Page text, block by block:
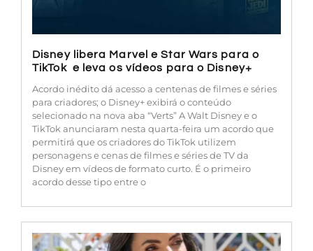
Disney libera Marvel e Star Wars para o
TikTok e leva os vídeos para o Disney+
Acordo inédito dá acesso a centenas de filmes e séries
para criadores; o Disney+ exibirá o conteúdo
selecionado na nova aba “Verts” A Walt Disney e o
TikTok anunciaram nesta quarta-feira um acordo que
permitirá que os criadores do TikTok utilizem
personagens e cenas de filmes e séries de TV da
Disney em vídeos de formato curto. É o primeiro
acordo desse tipo entre o